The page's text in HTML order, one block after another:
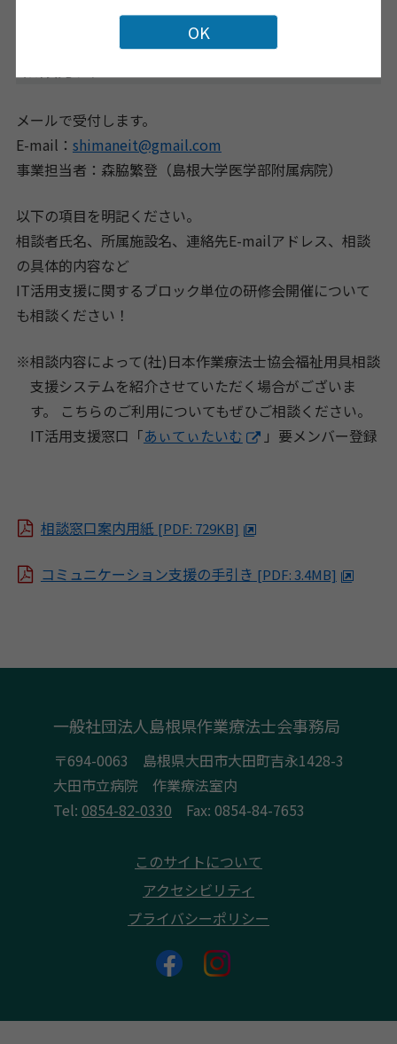
ドを用いて会話をすることが可能となりました。
メールで受付します。
E-mail： shimaneit@gmail.com
事業担当者：森脇繁登（島根大学医学部附属病院）
以下の項目を明記ください。
相談者氏名、所属施設名、連絡先E-mailアドレス、相談
の具体的内容など
IT活用支援に関するブロック単位の研修会開催について
も相談ください！
※相談内容によって(社)日本作業療法士協会福祉用具相談
支援システムを紹介させていただく場合がございま
す。 こちらのご利用についてもぜひご相談ください。
IT活用支援窓口「あぃてぃたいむ 」要メンバー登録
相談窓口案内用紙 [PDF: 729KB]
コミュニケーション支援の手引き [PDF: 3.4MB]
一般社団法人島根県作業療法士会事務局
〒694-0063 島根県大田市大田町吉永1428-3
大田市立病院 作業療法室内
Tel: 0854-82-0330 Fax: 0854-84-7653
このサイトについて
アクセシビリティ
プライバシーポリシー